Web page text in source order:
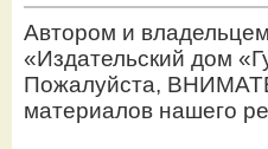
Автором и
«Издательский дом
Пожалуйста,
материалов нашего